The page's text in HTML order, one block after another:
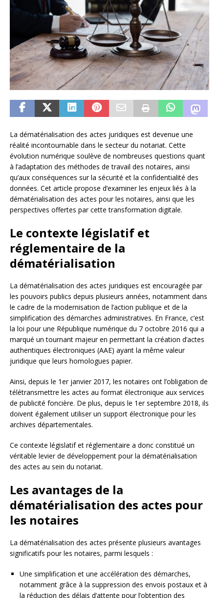
La dématérialisation des actes juridiques est devenue une
réalité incontournable dans le secteur du notariat. Cette
évolution numérique soulève de nombreuses questions quant
à l’adaptation des méthodes de travail des notaires, ainsi
qu’aux conséquences sur la sécurité et la confidentialité des
données. Cet article propose d’examiner les enjeux liés à la
dématérialisation des actes pour les notaires, ainsi que les
perspectives offertes par cette transformation digitale.
Le contexte législatif et
réglementaire de la
dématérialisation
La dématérialisation des actes juridiques est encouragée par
les pouvoirs publics depuis plusieurs années, notamment dans
le cadre de la modernisation de l’action publique et de la
simplification des démarches administratives. En France, c’est
la loi pour une République numérique du 7 octobre 2016 qui a
marqué un tournant majeur en permettant la création d’actes
authentiques électroniques (AAE) ayant la même valeur
juridique que leurs homologues papier.
Ainsi, depuis le 1er janvier 2017, les notaires ont l’obligation de
télétransmettre les actes au format électronique aux services
de publicité foncière. De plus, depuis le 1er septembre 2018, ils
doivent également utiliser un support électronique pour les
archives départementales.
Ce contexte législatif et réglementaire a donc constitué un
véritable levier de développement pour la dématérialisation
des actes au sein du notariat.
Les avantages de la
dématérialisation des actes pour
les notaires
La dématérialisation des actes présente plusieurs avantages
significatifs pour les notaires, parmi lesquels :
Une simplification et une accélération des démarches,
notamment grâce à la suppression des envois postaux et à
la réduction des délais d’attente pour l’obtention des